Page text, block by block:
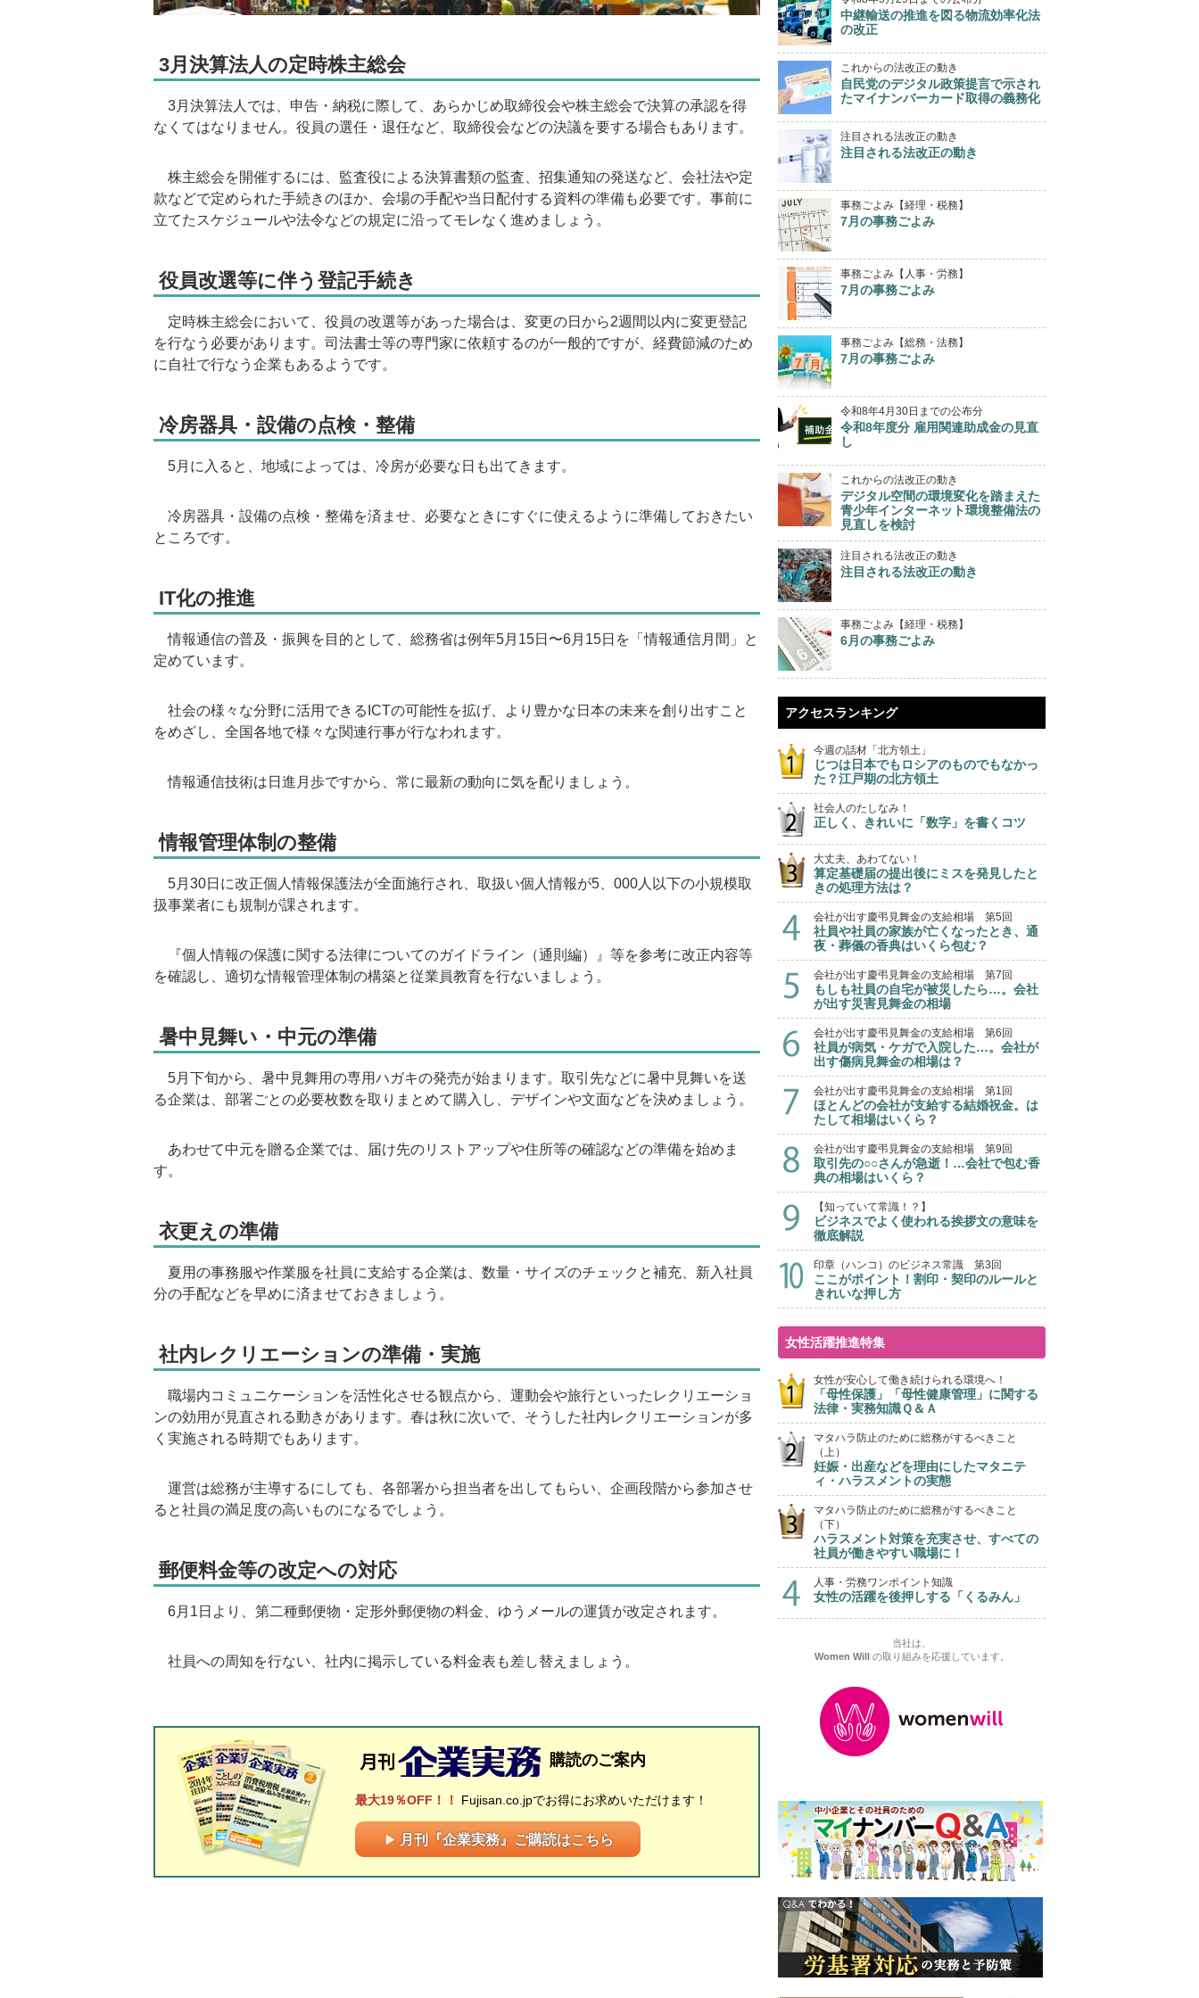
3月決算法人の定時株主総会
3月決算法人では、申告・納税に際して、あらかじめ取締役会や株主総会で決算の承認を得
なくてはなりません。役員の選任・退任など、取締役会などの決議を要する場合もあります。
株主総会を開催するには、監査役による決算書類の監査、招集通知の発送など、会社法や定
款などで定められた手続きのほか、会場の手配や当日配付する資料の準備も必要です。事前に
立てたスケジュールや法令などの規定に沿ってモレなく進めましょう。
役員改選等に伴う登記手続き
定時株主総会において、役員の改選等があった場合は、変更の日から2週間以内に変更登記
を行なう必要があります。司法書士等の専門家に依頼するのが一般的ですが、経費節減のため
に自社で行なう企業もあるようです。
冷房器具・設備の点検・整備
5月に入ると、地域によっては、冷房が必要な日も出てきます。
冷房器具・設備の点検・整備を済ませ、必要なときにすぐに使えるように準備しておきたい
ところです。
IT化の推進
情報通信の普及・振興を目的として、総務省は例年5月15日〜6月15日を「情報通信月間」と
定めています。
社会の様々な分野に活用できるICTの可能性を拡げ、より豊かな日本の未来を創り出すこと
をめざし、全国各地で様々な関連行事が行なわれます。
情報通信技術は日進月歩ですから、常に最新の動向に気を配りましょう。
情報管理体制の整備
5月30日に改正個人情報保護法が全面施行され、取扱い個人情報が5、000人以下の小規模取
扱事業者にも規制が課されます。
『個人情報の保護に関する法律についてのガイドライン（通則編）』等を参考に改正内容等
を確認し、適切な情報管理体制の構築と従業員教育を行ないましょう。
暑中見舞い・中元の準備
5月下旬から、暑中見舞用の専用ハガキの発売が始まります。取引先などに暑中見舞いを送
る企業は、部署ごとの必要枚数を取りまとめて購入し、デザインや文面などを決めましょう。
あわせて中元を贈る企業では、届け先のリストアップや住所等の確認などの準備を始めま
す。
衣更えの準備
夏用の事務服や作業服を社員に支給する企業は、数量・サイズのチェックと補充、新入社員
分の手配などを早めに済ませておきましょう。
社内レクリエーションの準備・実施
職場内コミュニケーションを活性化させる観点から、運動会や旅行といったレクリエーショ
ンの効用が見直される動きがあります。春は秋に次いで、そうした社内レクリエーションが多
く実施される時期でもあります。
運営は総務が主導するにしても、各部署から担当者を出してもらい、企画段階から参加させ
ると社員の満足度の高いものになるでしょう。
郵便料金等の改定への対応
6月1日より、第二種郵便物・定形外郵便物の料金、ゆうメールの運賃が改定されます。
社員への周知を行ない、社内に掲示している料金表も差し替えましょう。
購読のご案内
最大19％OFF！！ Fujisan.co.jpでお得にお求めいただけます！
月刊『企業実務』ご購読はこちら
中継輸送の推進を図る物流効率化法
の改正
これからの法改正の動き
自民党のデジタル政策提言で示され
たマイナンバーカード取得の義務化
注目される法改正の動き
注目される法改正の動き
事務ごよみ【経理・税務】
7月の事務ごよみ
事務ごよみ【人事・労務】
7月の事務ごよみ
事務ごよみ【総務・法務】
7月の事務ごよみ
令和8年4月30日までの公布分
令和8年度分 雇用関連助成金の見直
し
これからの法改正の動き
デジタル空間の環境変化を踏まえた
青少年インターネット環境整備法の
見直しを検討
注目される法改正の動き
注目される法改正の動き
事務ごよみ【経理・税務】
6月の事務ごよみ
アクセスランキング
今週の話材「北方領土」
じつは日本でもロシアのものでもなかっ
た？江戸期の北方領土
社会人のたしなみ！
正しく、きれいに「数字」を書くコツ
大丈夫、あわてない！
算定基礎届の提出後にミスを発見したと
きの処理方法は？
会社が出す慶弔見舞金の支給相場 第5回
社員や社員の家族が亡くなったとき、通
夜・葬儀の香典はいくら包む？
会社が出す慶弔見舞金の支給相場 第7回
もしも社員の自宅が被災したら…。会社
が出す災害見舞金の相場
会社が出す慶弔見舞金の支給相場 第6回
社員が病気・ケガで入院した…。会社が
出す傷病見舞金の相場は？
会社が出す慶弔見舞金の支給相場 第1回
ほとんどの会社が支給する結婚祝金。は
たして相場はいくら？
会社が出す慶弔見舞金の支給相場 第9回
取引先の○○さんが急逝！…会社で包む香
典の相場はいくら？
【知っていて常識！？】
ビジネスでよく使われる挨拶文の意味を
徹底解説
印章（ハンコ）のビジネス常識 第3回
ここがポイント！割印・契印のルールと
きれいな押し方
女性活躍推進特集
女性が安心して働き続けられる環境へ！
「母性保護」「母性健康管理」に関する
法律・実務知識Ｑ＆Ａ
マタハラ防止のために総務がするべきこと
（上）
妊娠・出産などを理由にしたマタニテ
ィ・ハラスメントの実態
マタハラ防止のために総務がするべきこと
（下）
ハラスメント対策を充実させ、すべての
社員が働きやすい職場に！
人事・労務ワンポイント知識
女性の活躍を後押しする「くるみん」
当社は、
Women Willの取り組みを応援しています。